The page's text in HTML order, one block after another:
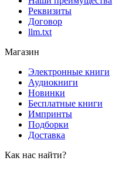
Реквизиты
Договор
llm.txt
Магазин
Электронные книги
Аудиокниги
Новинки
Бесплатные книги
Импринты
Подборки
Доставка
Как нас найти?